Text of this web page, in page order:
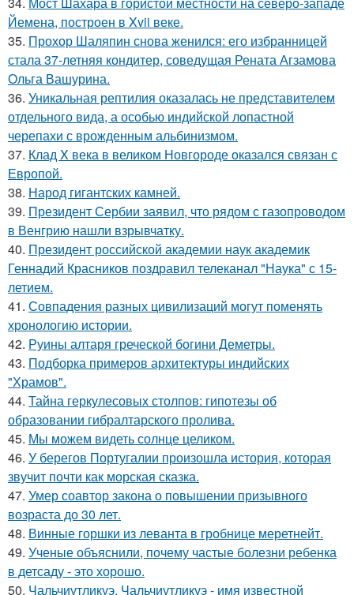
Йемена, построен в Xvii веке.
35. Прохор Шаляпин снова женился: его избранницей
стала 37-летняя кондитер, соведущая Рената Агзамова
Ольга Вашурина.
36. Уникальная рептилия оказалась не представителем
отдельного вида, а особью индийской лопастной
черепахи с врожденным альбинизмом.
37. Клад X века в великом Новгороде оказался связан с
Европой.
38. Народ гигантских камней.
39. Президент Сербии заявил, что рядом с газопроводом
в Венгрию нашли взрывчатку.
40. Президент российской академии наук академик
Геннадий Красников поздравил телеканал "Наука" с 15-
летием.
41. Совпадения разных цивилизаций могут поменять
хронологию истории.
42. Руины алтаря греческой богини Деметры.
43. Подборка примеров архитектуры индийских
"Храмов".
44. Тайна геркулесовых столпов: гипотезы об
образовании гибралтарского пролива.
45. Мы можем видеть солнце целиком.
46. У берегов Португалии произошла история, которая
звучит почти как морская сказка.
47. Умер соавтор закона о повышении призывного
возраста до 30 лет.
48. Винные горшки из леванта в гробнице меретнейт.
49. Ученые объяснили, почему частые болезни ребенка
в детсаду - это хорошо.
50. Чальчиутликуэ. Чальчиутликуэ - имя известной